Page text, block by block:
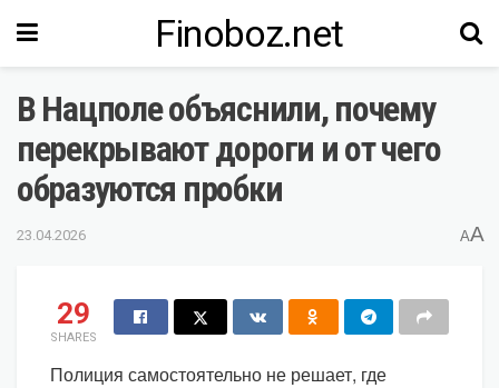
Finoboz.net
В Нацполе объяснили, почему
перекрывают дороги и от чего
образуются пробки
23.04.2026 AA
29
SHARES
Полиция самостоятельно не решает, где